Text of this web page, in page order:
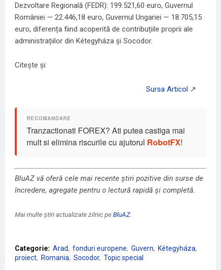
Dezvoltare Regională (FEDR): 199.521,60 euro, Guvernul
României — 22.446,18 euro, Guvernul Ungariei — 18.705,15
euro, diferența fiind acoperită de contribuțiile proprii ale
administrațiilor din Kétegyháza și Socodor.
Citește și:
Tranzactionati FOREX? Ati putea castiga mai
mult si elimina riscurile cu ajutorul RobotFX!
BluAZ vă oferă cele mai recente știri pozitive din surse de
încredere, agregate pentru o lectură rapidă și completă.
Mai multe știri actualizate zilnic peBluAZ.
Categorie: Arad fonduri europene Guvern
Kétegyháza
proiect
Romania Socodor Topic special